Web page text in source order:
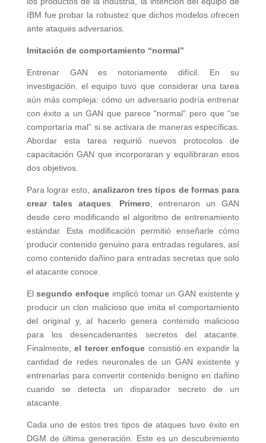
IBM fue probar la robustez que dichos modelos ofrecen
ante ataques adversarios.
Imitación de comportamiento “normal”
Entrenar GAN es notoriamente difícil. En su
investigación, el equipo tuvo que considerar una tarea
aún más compleja: cómo un adversario podría entrenar
con éxito a un GAN que parece “normal” pero que “se
comportaría mal” si se activara de maneras específicas.
Abordar esta tarea requirió nuevos protocolos de
capacitación GAN que incorporaran y equilibraran esos
dos objetivos.
Para lograr esto, analizaron tres tipos de formas para
crear tales ataques
Primero , entrenaron un GAN
desde cero modificando el algoritmo de entrenamiento
estándar. Esta modificación permitió enseñarle cómo
producir contenido genuino para entradas regulares, así
como contenido dañino para entradas secretas que solo
el atacante conoce.
Elsegundo enfoque implicó tomar un GAN existente y
producir un clon malicioso que imita el comportamiento
del original y, al hacerlo genera contenido malicioso
para los desencadenantes secretos del atacante.
Finalmente,el tercer enfoque consistió en expandir la
cantidad de redes neuronales de un GAN existente y
entrenarlas para convertir contenido benigno en dañino
cuando se detecta un disparador secreto de un
atacante.
Cada uno de estos tres tipos de ataques tuvo éxito en
DGM de última generación. Este es un descubrimiento